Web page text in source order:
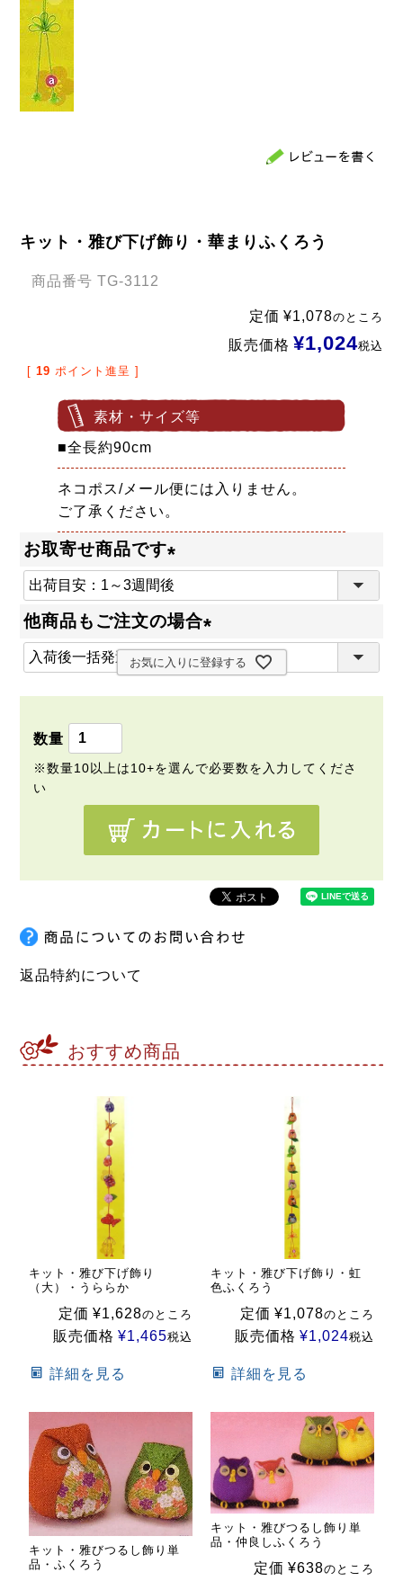
キット・雅び下げ飾り・華まりふくろう
商品番号 TG-3112
定価 ¥1,078のところ
販売価格 ¥1,024税込
[ 19 ポイント進呈 ]
素材・サイズ等
■全長約90cm
ネコポス/メール便には入りません。
ご了承ください。
お取寄せ商品です
(
必
)
他商品もご注文の場合
(
必
お気に入りに登録する
返品特約について
おすすめ商品
キット・雅び下げ飾り
（大）・うららか
定価 ¥1,628のところ
販売価格 ¥1,465税込
詳細を見る
キット・雅び下げ飾り・虹
色ふくろう
定価 ¥1,078のところ
販売価格 ¥1,024税込
詳細を見る
キット・雅びつるし飾り単
品・ふくろう
キット・雅びつるし飾り単
品・仲良しふくろう
定価 ¥638のところ